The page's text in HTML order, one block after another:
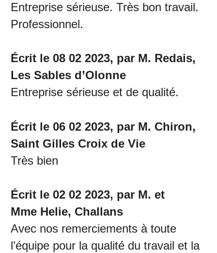
Entreprise sérieuse. Très bon travail.
Professionnel.
Écrit le 08 02 2023, par M. Redais,
Les Sables d’Olonne
Entreprise sérieuse et de qualité.
Écrit le 06 02 2023, par M. Chiron,
Saint Gilles Croix de Vie
Très bien
Écrit le 02 02 2023, par M. et
Mme Helie, Challans
Avec nos remerciements à toute
l’équipe pour la qualité du travail et la